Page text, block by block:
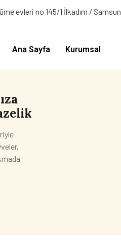
evleri no 145/1 İlkadım / Samsun
Ana Sayfa Kurumsal